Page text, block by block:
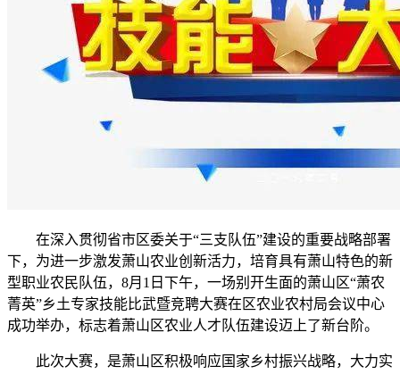
在深入贯彻省市区委关于“三支队伍”建设的重要战略部署
下，为进一步激发萧山农业创新活力，培育具有萧山特色的新
型职业农民队伍，8月1日下午，一场别开生面的萧山区“萧农
菁英”乡土专家技能比武暨竞聘大赛在区农业农村局会议中心
成功举办，标志着萧山区农业人才队伍建设迈上了新台阶。
此次大赛，是萧山区积极响应国家乡村振兴战略，大力实